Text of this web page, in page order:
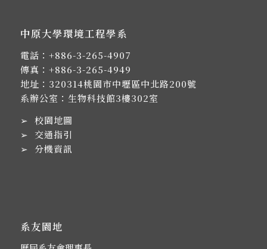
中原大學環境工程學系
電話： +886-3-265-4907
傳真：+886-3-265-4949
地址： 320314桃園市中壢區中北路200號
系辦公室：生物科技館3樓302室
➢ 校園地圖
➢ 交通指引
➢ 分機資訊
系友園地